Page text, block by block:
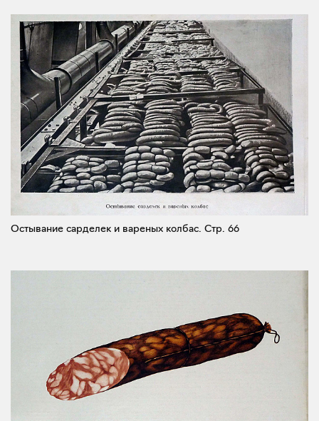
Остывание сарделек и вареных колбас. Стр. 66